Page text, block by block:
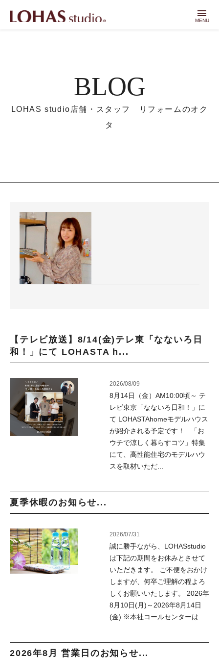
menu
MENU
BLOG
LOHAS studio店舗・スタッフ リフォームのオク
タ
【テレビ放送】8/14(金)テレ東「なないろ日
和！」にて LOHASTA h...
2026/08/09
8月14日（金）AM10:00頃～ テ
レビ東京「なないろ日和！」に
て LOHASTAhomeモデルハウス
が紹介される予定です！ 「お
ウチで涼しく暮らすコツ」特集
にて、高性能住宅のモデルハウ
スを取材いただ...
夏季休暇のお知らせ...
2026/07/31
誠に勝手ながら、LOHASstudio
は下記の期間をお休みとさせて
いただきます。 ご不便をおかけ
しますが、何卒ご理解の程よろ
しくお願いいたします。 2026年
8月10日(月)～2026年8月14日
(金) ※本社コールセンターは...
2026年8月 営業日のお知らせ...